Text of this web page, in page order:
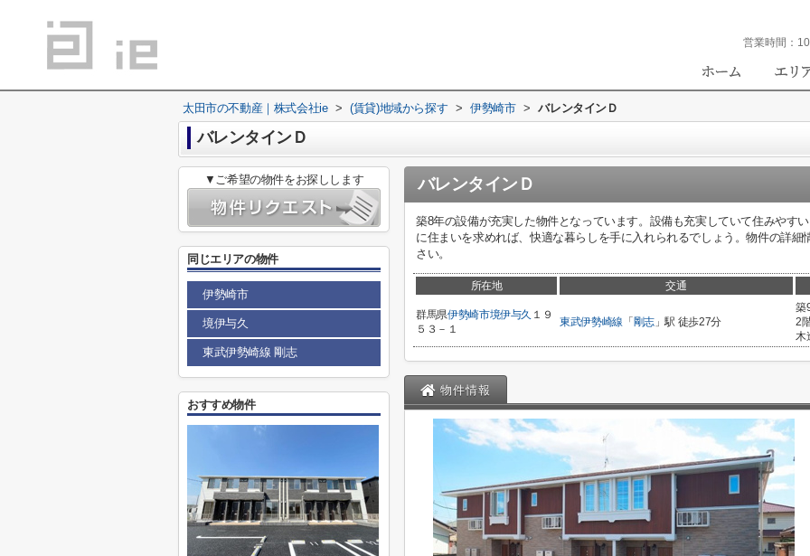
営業時間：
太田市の不動産｜株式会社ie > (賃貸)地域から探す > 伊勢崎市 > バレンタインＤ
バレンタインＤ
バレンタインＤ
築8年の設備が充実した物件となっています。設備も充実していて住みやす
に住まいを求めれば、快適な暮らしを手に入れられるでしょう。物件の詳
さい。
所在地 交通
群馬県伊勢崎市境伊与久 １９
５３－１
東武伊勢崎線 「 剛志」駅 徒歩27分
築
2
木
物件情報
▼ご希望の物件をお探しします
同じエリアの物件
伊勢崎市
境伊与久
東武伊勢崎線 剛志
おすすめ物件